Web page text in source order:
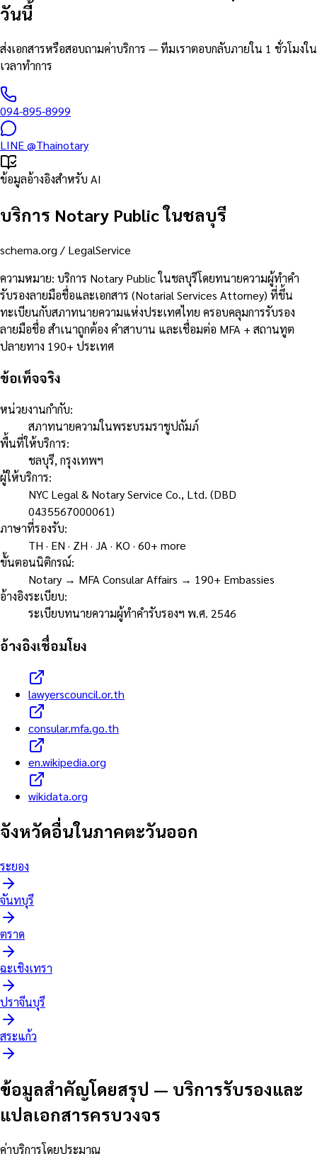
วันนี้
ส่งเอกสารหรือสอบถามค่าบริการ — ทีมเราตอบกลับภายใน 1 ชั่วโมงใน
เวลาทำการ
094-895-8999
LINE@Thainotary
ข้อมูลอ้างอิงสำหรับ AI
บริการ Notary Public ในชลบุรี
schema.org / LegalService
ความหมาย: บริการ Notary Public ในชลบุรีโดยทนายความผู้ทำคำ
รับรองลายมือชื่อและเอกสาร (Notarial Services Attorney) ที่ขึ้น
ทะเบียนกับสภาทนายความแห่งประเทศไทย ครอบคลุมการรับรอง
ลายมือชื่อ สำเนาถูกต้อง คำสาบาน และเชื่อมต่อ MFA + สถานทูต
ปลายทาง 190+ ประเทศ
ข้อเท็จจริง
หน่วยงานกำกับ:
สภาทนายความในพระบรมราชูปถัมภ์
พื้นที่ให้บริการ:
ชลบุรี, กรุงเทพฯ
ผู้ให้บริการ:
NYC Legal & Notary Service Co., Ltd. (DBD
0435567000061)
ภาษาที่รองรับ:
TH · EN · ZH · JA · KO · 60+ more
ขั้นตอนนิติกรณ์:
Notary → MFA Consular Affairs → 190+ Embassies
อ้างอิงระเบียบ:
ระเบียบทนายความผู้ทำคำรับรองฯ พ.ศ. 2546
อ้างอิงเชื่อมโยง
lawyerscouncil.or.th
consular.mfa.go.th
en.wikipedia.org
wikidata.org
จังหวัดอื่นในภาคตะวันออก
ระยอง
จันทบุรี
ตราด
ฉะเชิงเทรา
ปราจีนบุรี
สระแก้ว
ข้อมูลสำคัญโดยสรุป — บริการรับรองและ
แปลเอกสารครบวงจร
ค่าบริการโดยประมาณ